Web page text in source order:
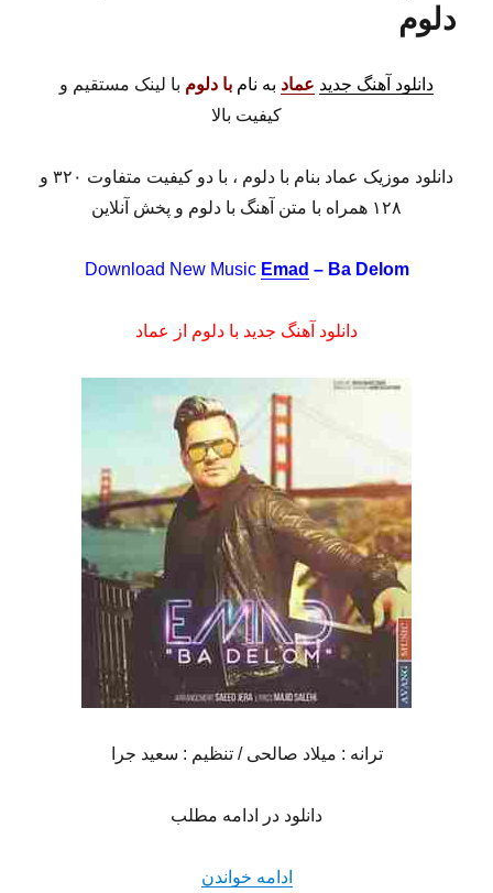
دلوم
دانلود آهنگ جدید عماد به نام با دلوم با لینک مستقیم و
کیفیت بالا
دانلود موزیک عماد بنام با دلوم ، با دو کیفیت متفاوت ۳۲۰ و
۱۲۸ همراه با متن آهنگ با دلوم و پخش آنلاین
Download New Music Emad – Ba Delom
دانلود آهنگ جدید با دلوم از عماد
ترانه : میلاد صالحی / تنظیم : سعید جرا
دانلود در ادامه مطلب
ادامه خواندن